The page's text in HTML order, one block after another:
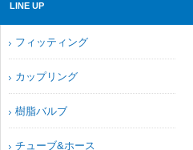
LINE UP
フィッティング
カップリング
樹脂バルブ
チューブ&ホース